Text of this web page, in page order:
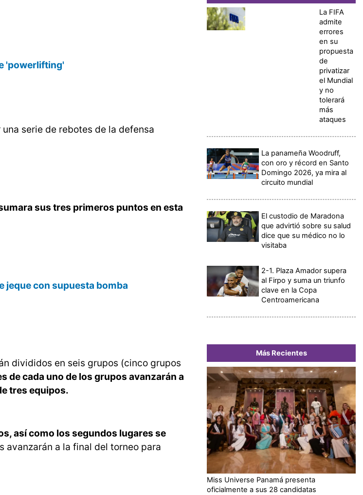
'powerlifting'
serie de rebotes de la defensa
sus tres primeros puntos en esta
jeque con supuesta bomba
divididos en seis grupos (cinco grupos
de cada uno de los grupos avanzarán a
tres equipos.
así como los segundos lugares se
avanzarán a la final del torneo para
La FIFA
admite
errores
en su
propuesta
de
privatizar
el Mundial
y no
tolerará
más
ataques
La panameña Woodruff,
con oro y récord en Santo
Domingo 2026, ya mira al
circuito mundial
El custodio de Maradona
que advirtió sobre su salud
dice que su médico no lo
visitaba
2-1. Plaza Amador supera
al Firpo y suma un triunfo
clave en la Copa
Centroamericana
Más Recientes
Miss Universe Panamá presenta
oficialmente a sus 28 candidatas